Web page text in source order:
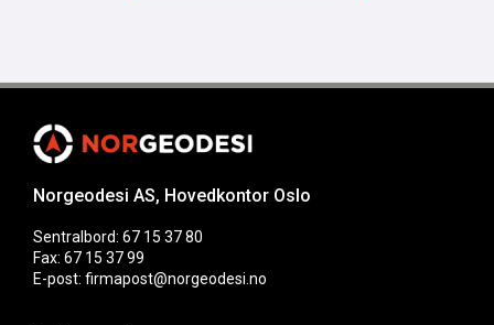
Norgeodesi AS, Hovedkontor Oslo
Sentralbord: 67 15 37 80
Fax: 67 15 37 99
E-post: firmapost@norgeodesi.no